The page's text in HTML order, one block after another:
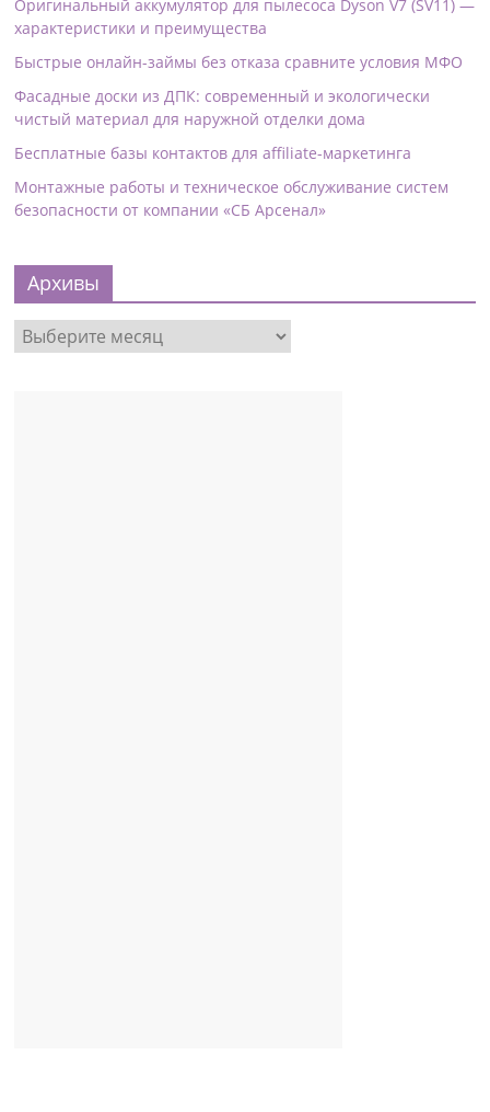
Оригинальный аккумулятор для пылесоса Dyson V7 (SV11) —
характеристики и преимущества
Быстрые онлайн-займы без отказа сравните условия МФО
Фасадные доски из ДПК: современный и экологически
чистый материал для наружной отделки дома
Бесплатные базы контактов для affiliate-маркетинга
Монтажные работы и техническое обслуживание систем
безопасности от компании «СБ Арсенал»
Архивы